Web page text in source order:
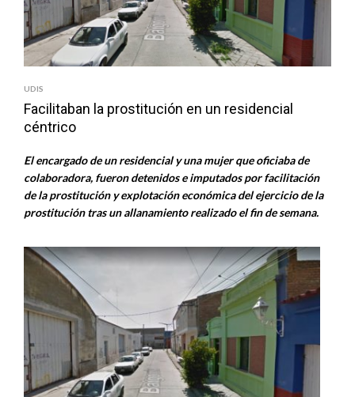
UDIS
Facilitaban la prostitución en un residencial
céntrico
El encargado de un residencial y una mujer que oficiaba de
colaboradora, fueron detenidos e imputados por facilitación
de la prostitución y explotación económica del ejercicio de la
prostitución tras un allanamiento realizado el fin de semana.